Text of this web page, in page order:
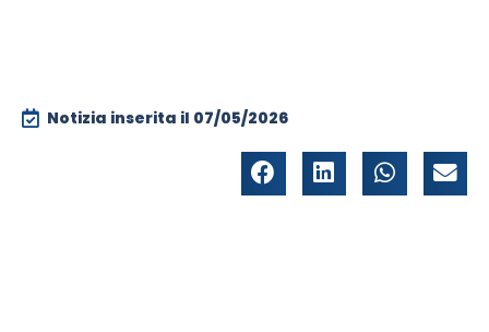
Notizia inserita il 07/05/2026